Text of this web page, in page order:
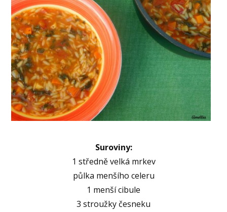
Suroviny:
1 středně velká mrkev
půlka menšího celeru
1 menší cibule
3 stroužky česneku